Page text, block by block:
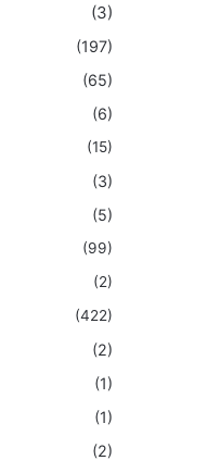
(3)
(197)
(65)
(6)
(15)
(3)
(5)
(99)
(2)
(422)
(2)
(1)
(1)
(2)